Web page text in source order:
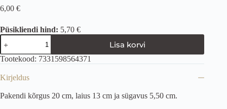
6,00 €
Püsikliendi hind: 5,70 €
Lisa korvi
Tootekood: 7331598564371
Kirjeldus
Pakendi kõrgus 20 cm, laius 13 cm ja sügavus 5,50 cm.